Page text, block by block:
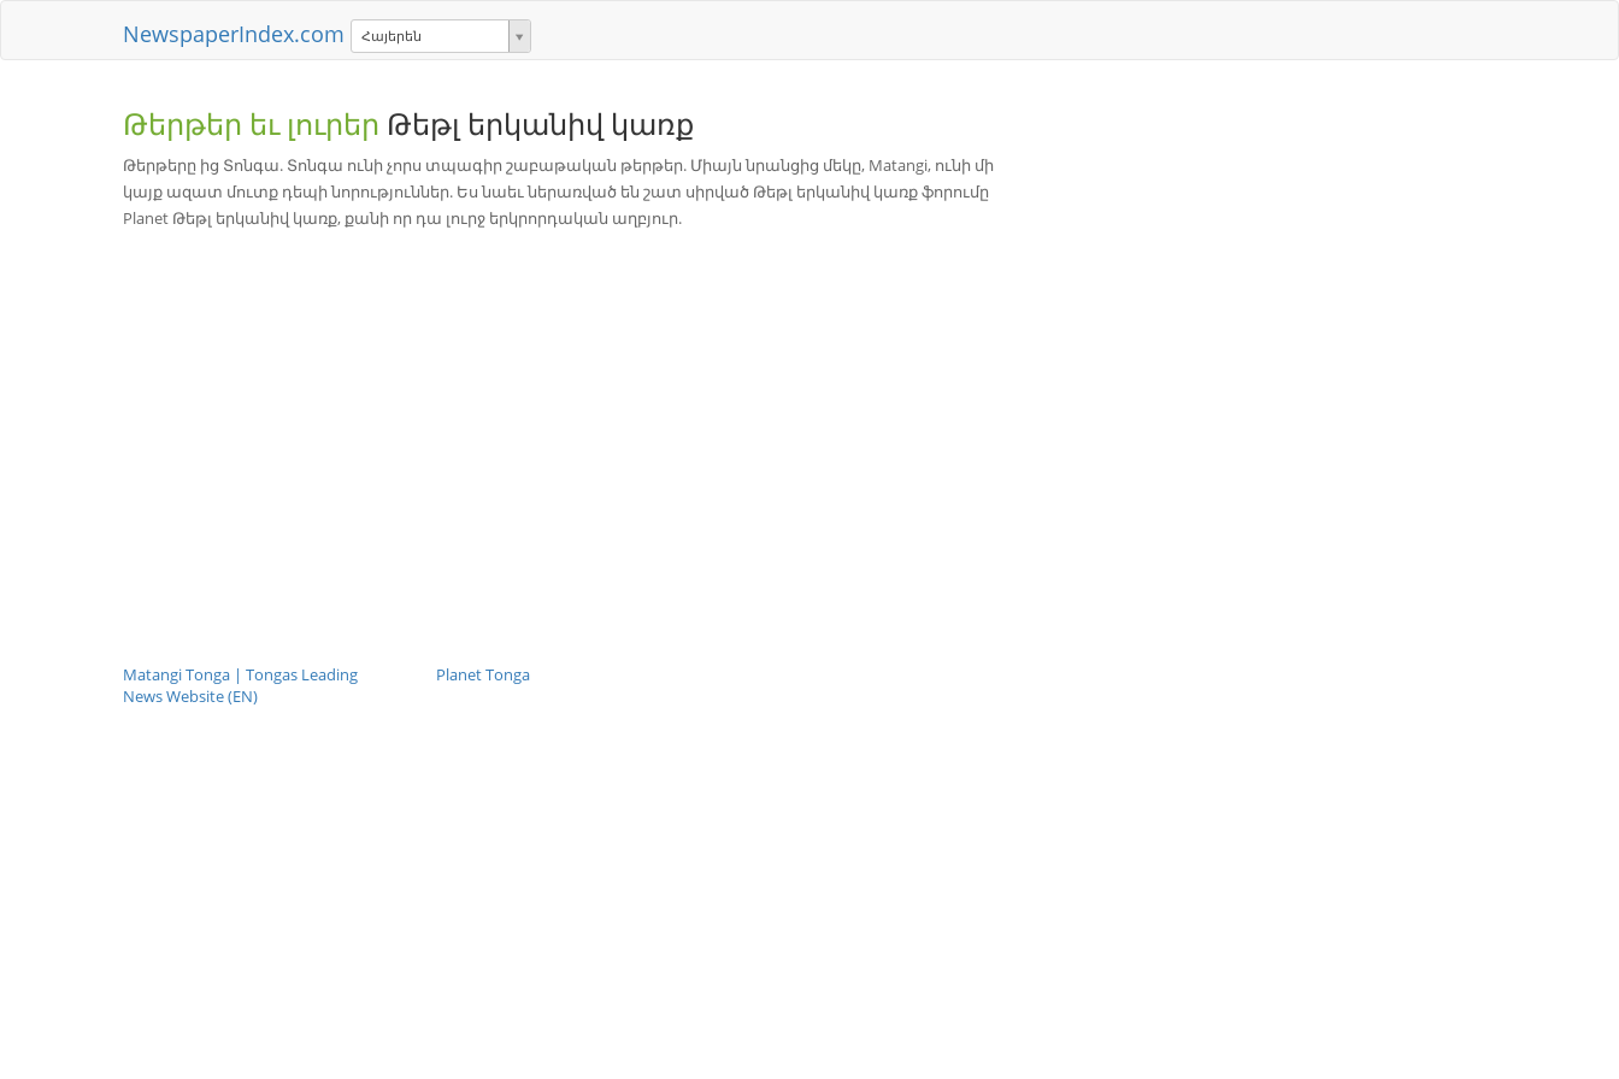
NewspaperIndex.com Հայերեն
Թերթեր եւ լուրեր Թեթլ երկանիվ կառք
Թերթերը ից Տոնգա. Տոնգա ունի չորս տպագիր շաբաթական թերթեր. Միայն նրանցից մեկը, Matangi, ունի մի
կայք ազատ մուտք դեպի նորություններ. Ես նաեւ ներառված են շատ սիրված Թեթլ երկանիվ կառք ֆորումը
Planet Թեթլ երկանիվ կառք, քանի որ դա լուրջ երկրորդական աղբյուր.
Matangi Tonga | Tongas Leading
News Website (EN)
Planet Tonga